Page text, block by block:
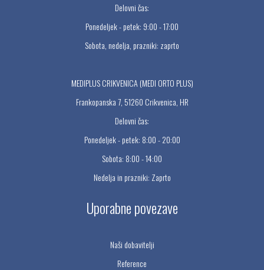
Delovni čas:
Ponedeljek - petek: 9:00 - 17:00
Sobota, nedelja, prazniki: zaprto
MEDIPLUS CRIKVENICA (MEDI ORTO PLUS)
Frankopanska 7, 51260 Crikvenica, HR
Delovni čas:
Ponedeljek - petek: 8:00 - 20:00
Sobota: 8:00 - 14:00
Nedelja in prazniki: Zaprto
Uporabne povezave
Naši dobavitelji
Reference